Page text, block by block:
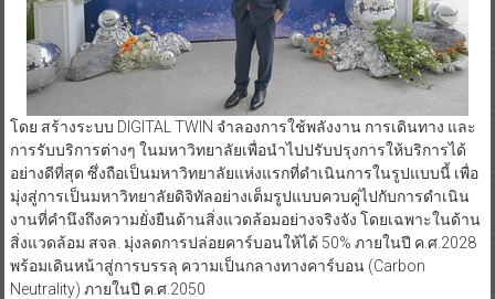
โดย สร้างระบบ DIGITAL TWIN จำลองการใช้พลังงาน การเดินทาง และ
การรับบริการต่างๆ ในมหาวิทยาลัยเพื่อนำไปปรับปรุงการให้บริการได้
อย่างดีที่สุด ซึ่งถือเป็นมหาวิทยาลัยแห่งแรกที่ดำเนินการในรูปแบบนี้ เพื่อ
มุ่งสู่การเป็นมหาวิทยาลัยดิจิทัลอย่างเต็มรูปแบบควบคู่ไปกับการดำเนิน
งานที่คำนึงถึงความยั่งยืนด้านสิ่งแวดล้อมอย่างจริงจัง โดยเฉพาะในด้าน
สิ่งแวดล้อม สจล. มุ่งลดการปล่อยคาร์บอนให้ได้ 50% ภายในปี ค.ศ.2028
พร้อมเดินหน้าสู่การบรรลุ ความเป็นกลางทางคาร์บอน (Carbon
Neutrality) ภายในปี ค.ศ.2050